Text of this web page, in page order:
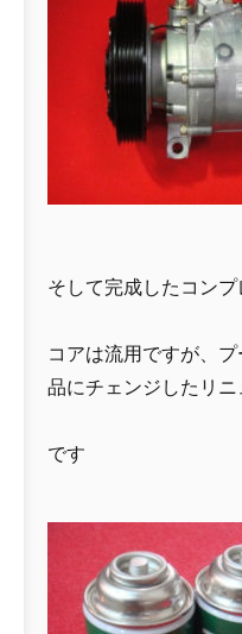
そして完成したコンプ
コアは流用ですが、
品にチェンジしたリ
です